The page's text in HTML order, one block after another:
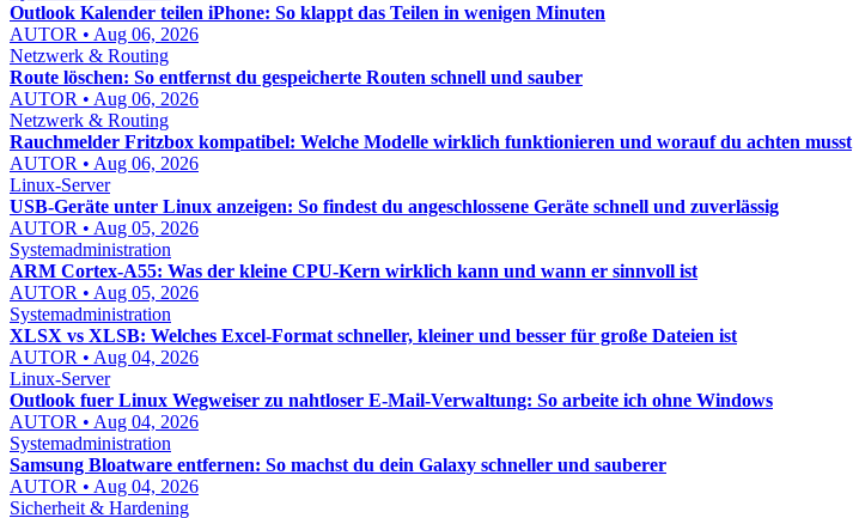
Outlook Kalender teilen iPhone: So klappt das Teilen in wenigen Minuten
AUTOR • Aug 06, 2026
Netzwerk & Routing
Route löschen: So entfernst du gespeicherte Routen schnell und sauber
AUTOR • Aug 06, 2026
Netzwerk & Routing
Rauchmelder Fritzbox kompatibel: Welche Modelle wirklich funktionieren und worauf du achten musst
AUTOR • Aug 06, 2026
Linux-Server
USB-Geräte unter Linux anzeigen: So findest du angeschlossene Geräte schnell und zuverlässig
AUTOR • Aug 05, 2026
Systemadministration
ARM Cortex-A55: Was der kleine CPU-Kern wirklich kann und wann er sinnvoll ist
AUTOR • Aug 05, 2026
Systemadministration
XLSX vs XLSB: Welches Excel-Format schneller, kleiner und besser für große Dateien ist
AUTOR • Aug 04, 2026
Linux-Server
Outlook fuer Linux Wegweiser zu nahtloser E-Mail-Verwaltung: So arbeite ich ohne Windows
AUTOR • Aug 04, 2026
Systemadministration
Samsung Bloatware entfernen: So machst du dein Galaxy schneller und sauberer
AUTOR • Aug 04, 2026
Sicherheit & Hardening